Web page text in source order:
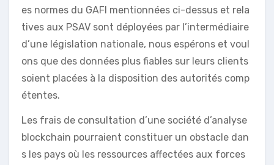
es normes du GAFI mentionnées ci-dessus et rela
tives aux PSAV sont déployées par l’intermédiaire
d’une législation nationale, nous espérons et voul
ons que des données plus fiables sur leurs clients
soient placées à la disposition des autorités comp
étentes.
Les frais de consultation d’une société d’analyse
blockchain pourraient constituer un obstacle dan
s les pays où les ressources affectées aux forces